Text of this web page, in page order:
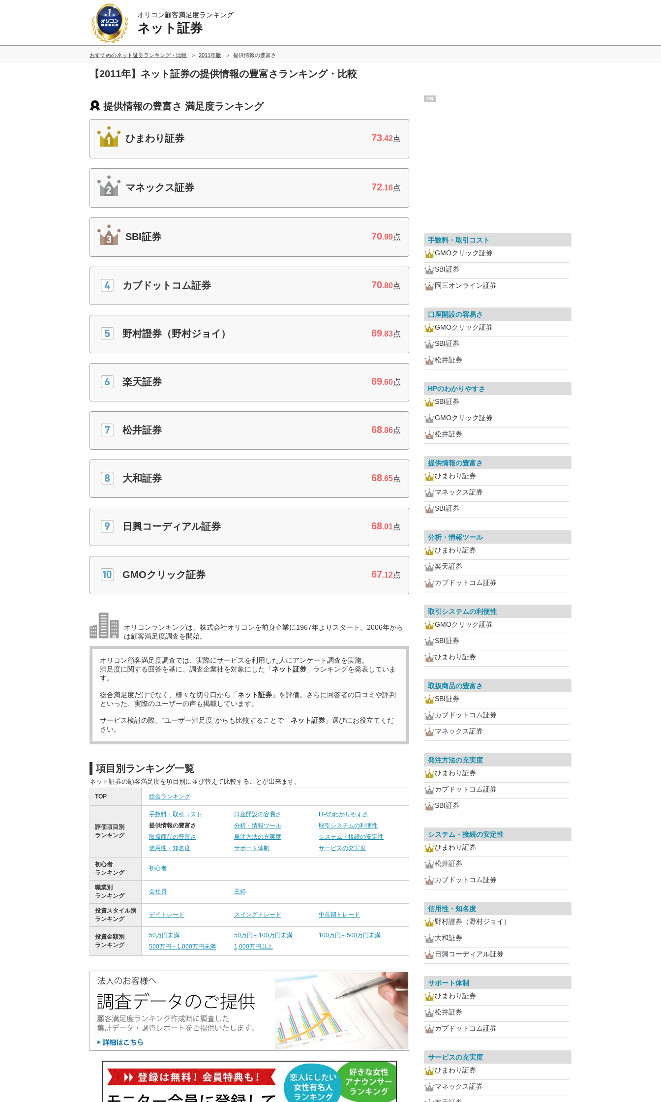
オリコン顧客満足度ランキング
ネット証券
おすすめのネット証券ランキング・比較 2011年版 提供情報の豊富さ
【2011年】ネット証券の提供情報の豊富さランキング・比較
提供情報の豊富さ 満足度ランキング
ひまわり証券 73.42点
マネックス証券 72.16点
SBI証券 70.99点
カブドットコム証券 70.80点
野村證券（野村ジョイ） 69.83点
楽天証券 69.60点
松井証券 68.86点
大和証券 68.65点
日興コーディアル証券 68.01点
GMOクリック証券 67.12点
オリコンランキングは、株式会社オリコンを前身企業に1967年よりスタート。2006年から
は顧客満足度調査を開始。
オリコン顧客満足度調査では、実際にサービスを利用した 人にアンケート調査を実施。
満足度に関する回答を基に、調査企業社を対象にした「ネット証券 」ランキングを発表していま
す。
総合満足度だけでなく、様々な切り口から「ネット証券 」を評価。さらに回答者の口コミや評判
といった、実際のユーザーの声も掲載しています。
サービス検討の際、“ユーザー満足度”からも比較することで「ネット証券 」選びにお役立てくだ
さい。
項目別ランキング一覧
ネット証券の顧客満足度を項目別に並び替えて比較することが出来ます。
TOP 総合ランキング
評価項目別
ランキング
手数料・取引コスト 口座開設の容易さ
HPのわかりやすさ
提供情報の豊富さ
分析・情報ツール
取引システムの利便性
取扱商品の豊富さ
発注方法の充実度
システム・接続の安定性
信用性・知名度
サポート体制 サービスの充実度
初心者
ランキング
初心者
職業別
ランキング
会社員 主婦
投資スタイル別
ランキング
デイトレード スイングトレード 中長期トレード
投資金額別
ランキング
50万円未満 50万円～100万円未満
100万円～500万円未満
500万円～1,000万円未満
1,000万円以上
PR
手数料・取引コスト
GMOクリック証券
SBI証券
岡三オンライン証券
口座開設の容易さ
GMOクリック証券
SBI証券
松井証券
HPのわかりやすさ
SBI証券
GMOクリック証券
松井証券
提供情報の豊富さ
ひまわり証券
マネックス証券
SBI証券
分析・情報ツール
ひまわり証券
楽天証券
カブドットコム証券
取引システムの利便性
GMOクリック証券
SBI証券
ひまわり証券
取扱商品の豊富さ
SBI証券
カブドットコム証券
マネックス証券
発注方法の充実度
ひまわり証券
カブドットコム証券
SBI証券
システム・接続の安定性
ひまわり証券
松井証券
カブドットコム証券
信用性・知名度
野村證券（野村ジョイ）
大和証券
日興コーディアル証券
サポート体制
ひまわり証券
松井証券
カブドットコム証券
サービスの充実度
ひまわり証券
マネックス証券